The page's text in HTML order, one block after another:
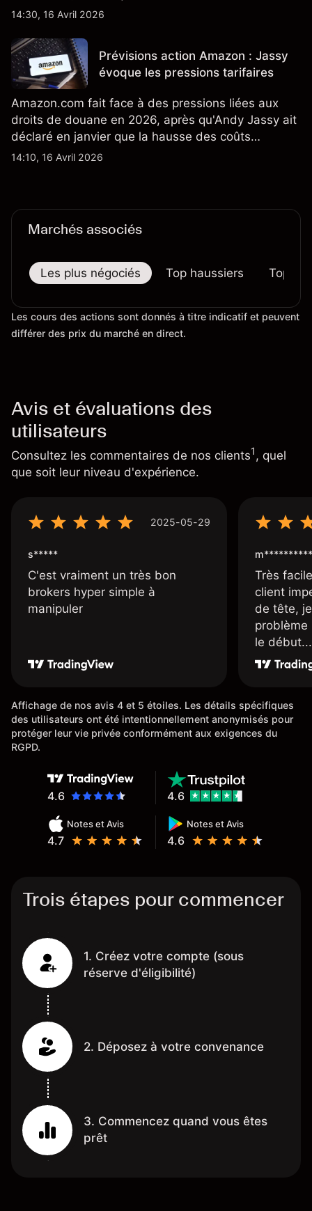
également la croissance des stocks et les projets
nouveau SUV. Découvrez les objectifs de cours
TSLA d'analystes tiers.
14:30, 16 Avril 2026
Prévisions action Amazon : Jassy
évoque les pressions tarifaires
Amazon.com fait face à des pressions liées aux
droits de douane en 2026, après qu'Andy Jassy ait
déclaré en janvier que la hausse des coûts
d'importation commençait à se répercuter sur
14:10, 16 Avril 2026
Marchés associés
Les plus négociés Top haussiers Top
Les cours des actions sont donnés à titre indicatif et peuvent
différer des prix du marché en direct.
Avis et évaluations des
utilisateurs
Consultez les commentaires de nos clients1, quel
que soit leur niveau d'expérience.
2025-05-29
s*****
C'est vraiment un très bon
brokers hyper simple à
manipuler
m**********
Très
client
de tête,
problème
le début...
Affichage de nos avis 4 et 5 étoiles. Les détails spécifiques
des utilisateurs ont été intentionnellement anonymisés pour
protéger leur vie privée conformément aux exigences du
RGPD.
4.6
Notes et Avis
4.7
Notes et Avis
4.6
4.6
Trois étapes pour commencer
1. Créez votre compte (sous
réserve d'éligibilité)
2. Déposez à votre convenance
3. Commencez quand vous êtes
prêt